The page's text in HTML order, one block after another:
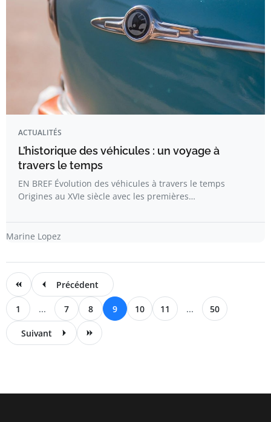
ACTUALITÉS
L’historique des véhicules : un voyage à
travers le temps
EN BREF Évolution des véhicules à travers le temps
Origines au XVIe siècle avec les premières…
Marine Lopez
Précédent
1 ... 7 8 9 10 11 ... 50
Suivant